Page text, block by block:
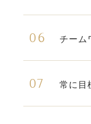
06 チーム
07 常に目